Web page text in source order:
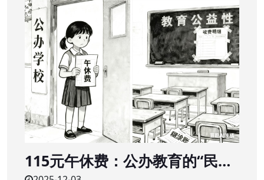
勇争先，辽宁全面振兴取得新突破。
115元午休费：公办教育的“民生